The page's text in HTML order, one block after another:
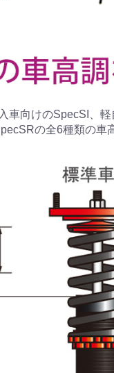
車向けのSpecSI、
の全6種類の車